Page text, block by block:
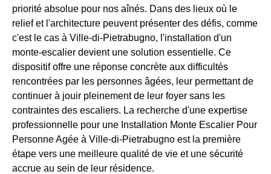
priorité absolue pour nos aînés. Dans des lieux où le
relief et l'architecture peuvent présenter des défis, comme
c'est le cas à Ville-di-Pietrabugno, l'installation d'un
monte-escalier devient une solution essentielle. Ce
dispositif offre une réponse concrète aux difficultés
rencontrées par les personnes âgées, leur permettant de
continuer à jouir pleinement de leur foyer sans les
contraintes des escaliers. La recherche d'une expertise
professionnelle pour une Installation Monte Escalier Pour
Personne Agée à Ville-di-Pietrabugno est la première
étape vers une meilleure qualité de vie et une sécurité
accrue au sein de leur résidence.